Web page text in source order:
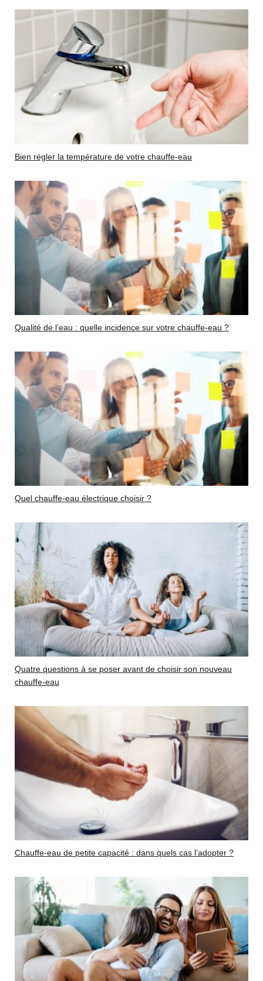
Bien régler la température de votre chauffe-eau
Qualité de l’eau : quelle incidence sur votre chauffe-eau ?
Quel chauffe-eau électrique choisir ?
Quatre questions à se poser avant de choisir son nouveau
chauffe-eau
Chauffe-eau de petite capacité : dans quels cas l’adopter ?